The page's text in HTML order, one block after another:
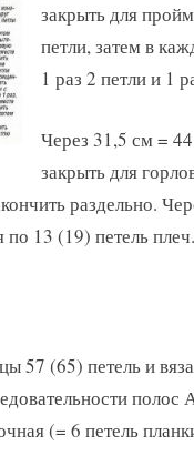
закрыть для
петли, затем в
1 раз 2 петли и 1
Через 31,5 см =
закрыть для
раздельно.
13 (19) петель плеч.
57 (65) петель и
полос
(= 6 петель